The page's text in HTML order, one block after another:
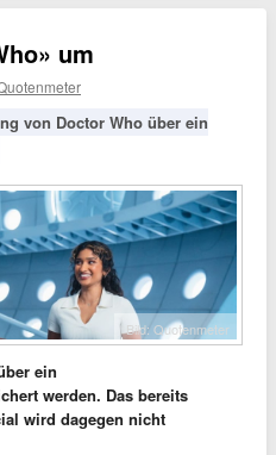
um
von Doctor Who über ein
Bild: Quotenmeter
ein
werden. Das bereits
wird dagegen nicht